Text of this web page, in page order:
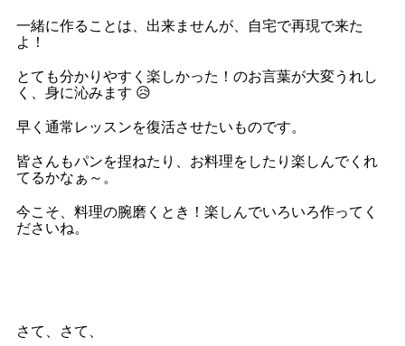
一緒に作ることは、出来ませんが、自宅で再現で来た
よ！
とても分かりやすく楽しかった！のお言葉が大変うれし
く、身に沁みます 😥
早く通常レッスンを復活させたいものです。
皆さんもパンを捏ねたり、お料理をしたり楽しんでくれ
てるかなぁ～。
今こそ、料理の腕磨くとき！楽しんでいろいろ作ってく
ださいね。
さて、さて、